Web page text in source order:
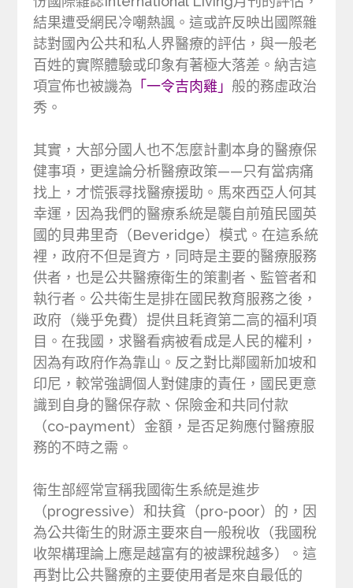
結果遭受網民冷嘲熱諷。這或許反映出國際雜
誌對國內公共和私人界醫療的評估，與一般老
百姓的實際體驗或印象有著極大落差。納吉這
項宣佈也被譏為 「一令吉肉雞」 般的務虛政治
秀。
其實，大部分國人也不怎麼計劃本身的醫療保
健事項，更遑論分析醫療政策——只有當病痛
找上，才慌張尋找醫療援助。馬來西亞人何其
幸運，因為我們的醫療系統是襲自前殖民國英
國的貝弗里奇（Beveridge）模式。在這系統
裡，政府不但是資方，同時是主要的醫療服務
供者，也是公共醫療衛生的策劃者、監管者和
執行者。公共衛生是排在國民教育服務之後，
政府（幾乎免費）提供且耗資第二高的福利項
目。在我國，求醫看病被看成是人民的權利，
因為有政府作為靠山。反之對比鄰國新加坡和
印尼，較常強調個人對健康的責任，國民更意
識到自身的醫保存款、保險金和共同付款
（co-payment）金額，是否足夠應付醫療服
務的不時之需。
衛生部經常宣稱我國衛生系統是進步
（progressive）和扶貧（pro-poor）的，因
為公共衛生的財源主要來自一般稅收（我國稅
收架構理論上應是越富有的被課稅越多）。這
再對比公共醫療的主要使用者是來自最低的